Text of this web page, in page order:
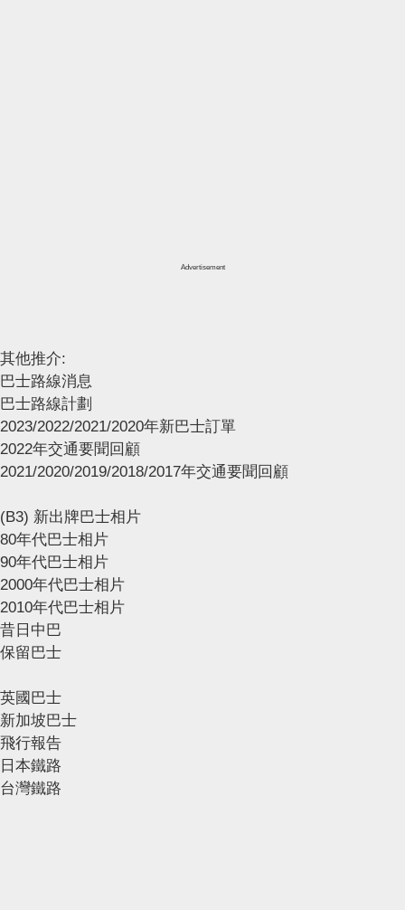
Advertisement
其他推介:
巴士路線消息
巴士路線計劃
2023/2022/2021/2020年新巴士訂單
2022年交通要聞回顧
2021/2020/2019/2018/2017年交通要聞回顧
(B3) 新出牌巴士相片
80年代巴士相片
90年代巴士相片
2000年代巴士相片
2010年代巴士相片
昔日中巴
保留巴士
英國巴士
新加坡巴士
飛行報告
日本鐵路
台灣鐵路